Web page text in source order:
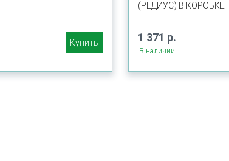
Купить
(РЕДИУС) В КОРОБКЕ
1 371 р.
В наличии